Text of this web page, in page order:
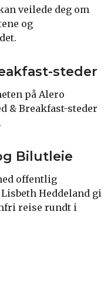
veilede deg om
og
steder
på Alero
& Breakfast-steder
Bilutleie
offentlig
Heddeland gi
reise rundt i